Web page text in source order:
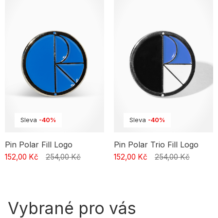
jako jsou Kamuflage, Vans, 2005, Ripndip, Palto, Relab, HUF, Nike,
Premiere nebo Prosto, které jsou známé vysokou kvalitou a
odolností svých výrobků. Můžete si tak být jisti, že doplňky, které si
zakoupíte v našem obchodě, vám vydrží po mnoho sezón. Ať už
hledáte jednoduché, minimalistické doplňky, nebo extravagantnější
kousky, v našem obchodě najdete vše, co potřebujete k vytvoření
svého vysněného streetwearového vzhledu. Prohlédněte si naši
nabídku doplňků a najděte si něco pro sebe!"
Sleva -40%
Pin Polar Fill Logo
152,00 Kč 254,00 Kč
Sleva -40%
Pin Polar Trio Fill Logo
152,00 Kč 254,00 Kč
Vybrané pro vás